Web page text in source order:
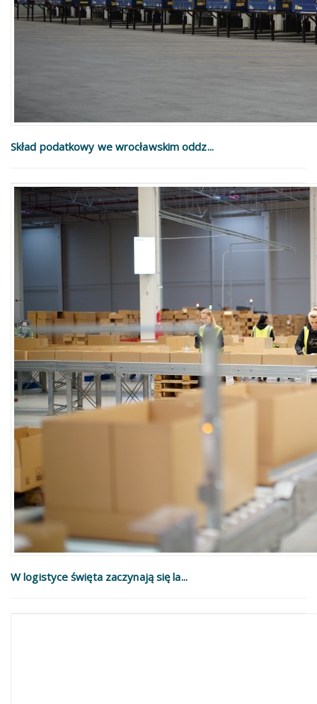
Skład podatkowy we wrocławskim oddz...
W logistyce święta zaczynają się la...